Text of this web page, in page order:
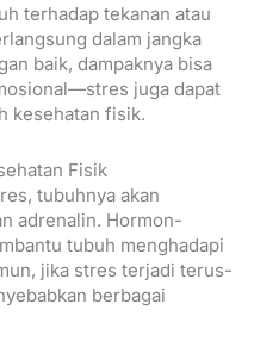
terhadap tekanan atau
dalam jangka
baik, dampaknya bisa
juga dapat
kesehatan fisik.
Fisik
tubuhnya akan
adrenalin. Hormon-
tubuh menghadapi
jika stres terjadi terus-
berbagai